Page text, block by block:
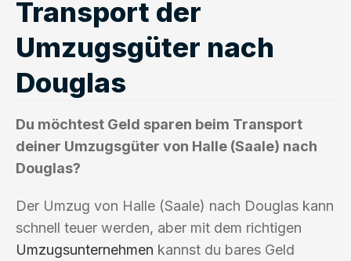
Transport der
Umzugsgüter nach
Douglas
Du möchtest Geld sparen beim Transport
deiner Umzugsgüter von Halle (Saale) nach
Douglas?
Der Umzug von Halle (Saale) nach Douglas kann
schnell teuer werden, aber mit dem richtigen
Umzugsunternehmen kannst du bares Geld